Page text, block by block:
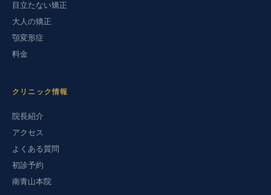
目立たない矯正
大人の矯正
顎変形症
料金
クリニック情報
院長紹介
アクセス
よくある質問
初診予約
南青山本院